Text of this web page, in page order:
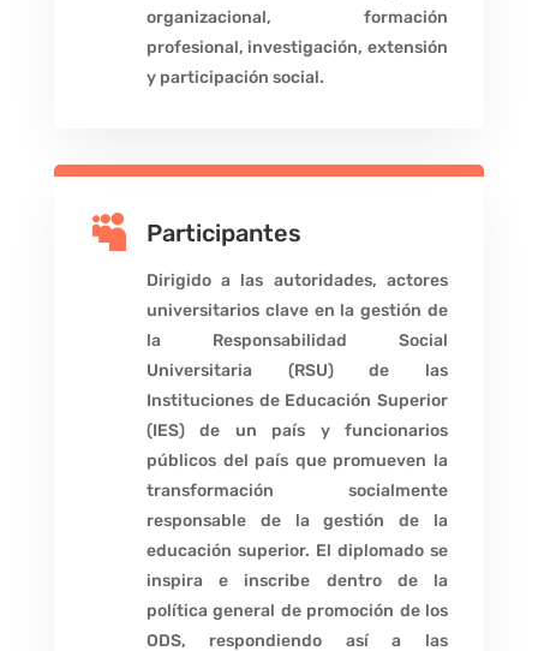
organizacional, formación
profesional, investigación, extensión
y participación social.
 Participantes
Dirigido a las autoridades, actores
universitarios clave en la gestión de
la Responsabilidad Social
Universitaria (RSU) de las
Instituciones de Educación Superior
(IES) de un país y funcionarios
públicos del país que promueven la
transformación socialmente
responsable de la gestión de la
educación superior. El diplomado se
inspira e inscribe dentro de la
política general de promoción de los
ODS, respondiendo así a las